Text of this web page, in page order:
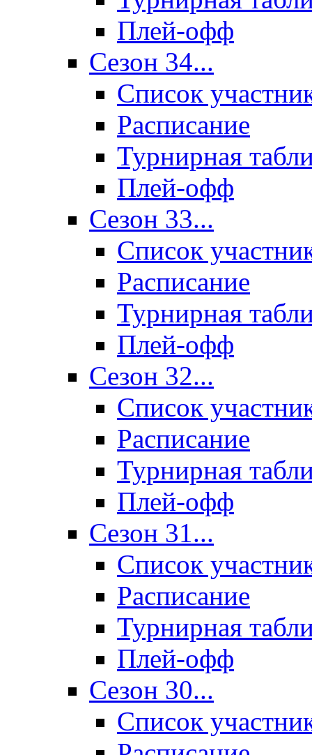
Плей-офф
Сезон 34...
Список
Расписание
Турнирная
Плей-офф
Сезон 33...
Список
Расписание
Турнирная
Плей-офф
Сезон 32...
Список
Расписание
Турнирная
Плей-офф
Сезон 31...
Список
Расписание
Турнирная
Плей-офф
Сезон 30...
Список